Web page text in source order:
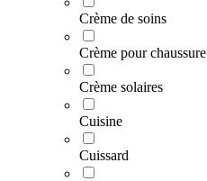
Crème de soins
Crème pour chaussure
Crème solaires
Cuisine
Cuissard